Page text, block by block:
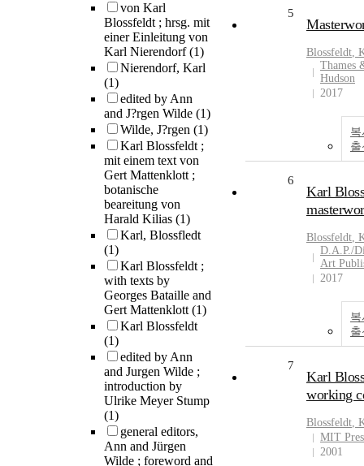
von Karl
Blossfeldt ; hrsg. mit
einer Einleitung von
Karl Nierendorf(1)
Nierendorf, Karl
(1)
edited by Ann
and J?rgen Wilde (1)
Wilde, J?rgen (1)
Karl Blossfeldt ;
mit einem text von
Gert Mattenklott ;
botanische
beareitung von
Harald Kilias (1)
Karl, Blossfledt
(1)
Karl Blossfeldt ;
with texts by
Georges Bataille and
Gert Mattenklott(1)
Karl Blossfeldt
(1)
edited by Ann
and Jurgen Wilde ;
introduction by
Ulrike Meyer Stump
(1)
general editors,
Ann and Jürgen
Wilde ; foreword and
5
Blossfeldt,
Thames
Hudson
2017
6
Karl
Blossfeldt,
D.A.P./
Art
2017
7
Karl
working
Blossfeldt,
MIT
2001